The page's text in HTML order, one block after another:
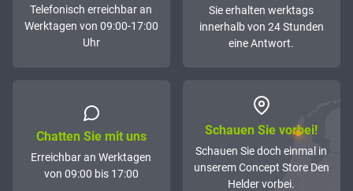
Telefonisch erreichbar an
Werktagen von 09:00-17:00
Uhr
Sie erhalten werktags
innerhalb von 24 Stunden
eine Antwort.
Chatten Sie mit uns
Erreichbar an Werktagen
von 09:00 bis 17:00
Schauen Sie vorbei!
Schauen Sie doch einmal in
unserem Concept Store Den
Helder vorbei.